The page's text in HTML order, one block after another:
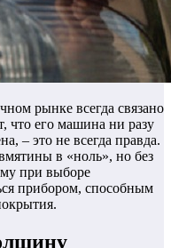
рынке всегда связано
что его машина ни разу
– это не всегда правда.
в «ноль», но без
при выборе
прибором, способным